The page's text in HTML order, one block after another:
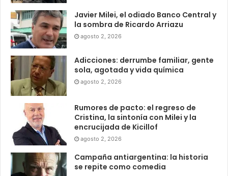
Javier Milei, el odiado Banco Central y
la sombra de Ricardo Arriazu
agosto 2, 2026
Adicciones: derrumbe familiar, gente
sola, agotada y vida química
agosto 2, 2026
Rumores de pacto: el regreso de
Cristina, la sintonía con Milei y la
encrucijada de Kicillof
agosto 2, 2026
Campaña antiargentina: la historia
se repite como comedia